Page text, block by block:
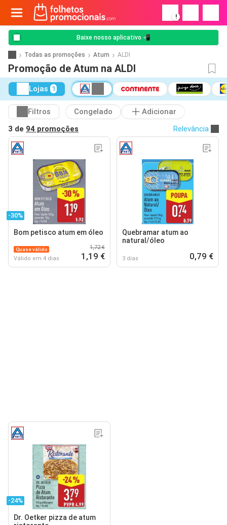
!
Baixe nosso aplicativo 📲
Todas as promoções Atum ALDI
Promoção de Atum na ALDI
Lojas 1
Filtros Congelado
Adicionar
3 de 94 promoções Relevância
-30%
Bom petisco atum em óleo
Quase válido
Válido em 4 dias
1,72 €
1,19 €
Quebramar atum ao
natural/óleo
3 dias 0,79 €
-24%
Dr. Oetker pizza de atum